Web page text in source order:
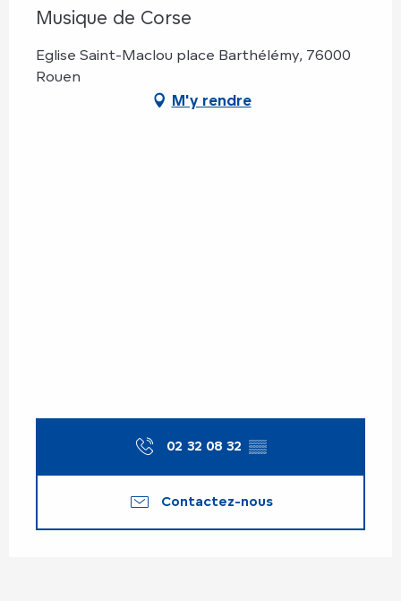
Musique de Corse
Eglise Saint-Maclou place Barthélémy, 76000
Rouen
M'y rendre
02 32 08 32 ▒▒
Contactez-nous